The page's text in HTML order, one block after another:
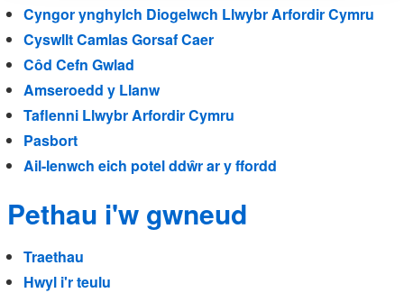
Cyngor ynghylch Diogelwch Llwybr Arfordir Cymru
Cyswllt Camlas Gorsaf Caer
Côd Cefn Gwlad
Amseroedd y Llanw
Taflenni Llwybr Arfordir Cymru
Pasbort
Ail-lenwch eich potel ddŵr ar y ffordd
Pethau i'w gwneud
Traethau
Hwyl i'r teulu